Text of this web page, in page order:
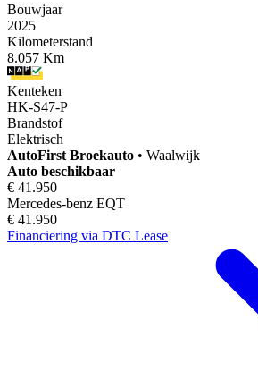
Bouwjaar
2025
Kilometerstand
8.057 Km
Kenteken
HK-S47-P
Brandstof
Elektrisch
AutoFirst Broekauto • Waalwijk
Auto beschikbaar
€ 41.950
Mercedes-benz EQT
€ 41.950
Financiering via DTC Lease